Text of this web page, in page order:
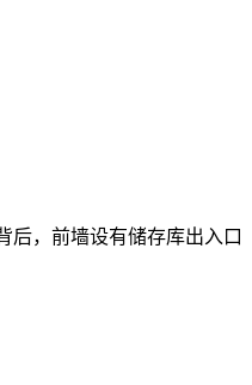
后，前墙设有储存库出入口